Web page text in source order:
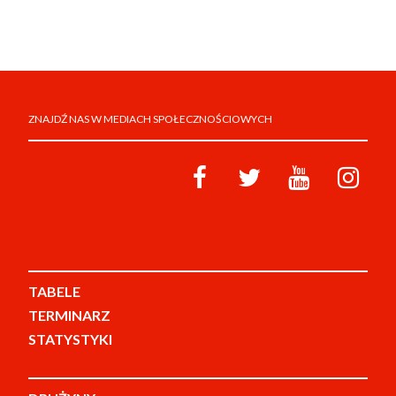
ZNAJDŹ NAS W MEDIACH SPOŁECZNOŚCIOWYCH
TABELE
TERMINARZ
STATYSTYKI